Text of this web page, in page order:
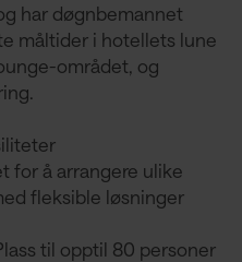
har døgnbemannet
måltider i hotellets lune
området, og
for å arrangere ulike
fleksible løsninger
til opptil 80 personer